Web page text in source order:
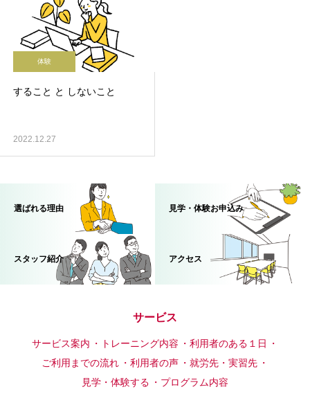
体験
すること と しないこと
2022.12.27
選ばれる理由 見学・体験お申込み
スタッフ紹介 アクセス
サービス
サービス案内 トレーニング内容
利用者のある１日
ご利用までの流れ
利用者の声
就労先・実習先
見学・体験する
プログラム内容